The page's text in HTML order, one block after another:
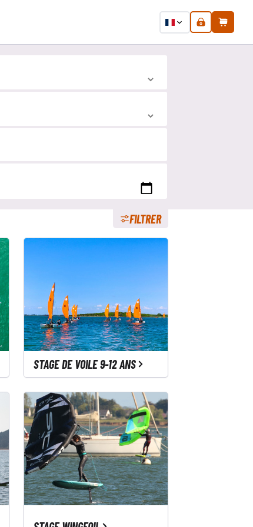
FILTRER
STAGE DE VOILE 9-12 ANS